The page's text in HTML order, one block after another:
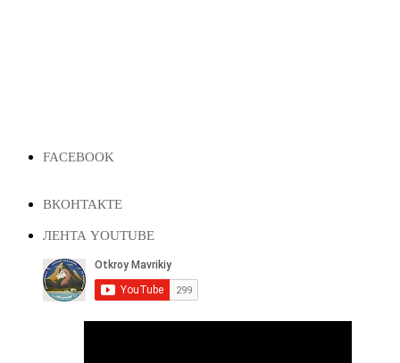
FACEBOOK
ВКОНТАКТЕ
ЛЕНТА YOUTUBE